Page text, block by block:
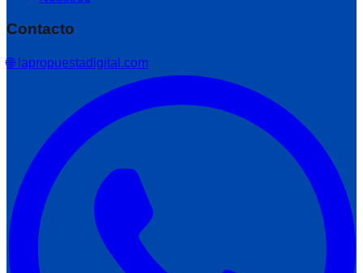
Contacto
🌐 lapropuestadigital.com